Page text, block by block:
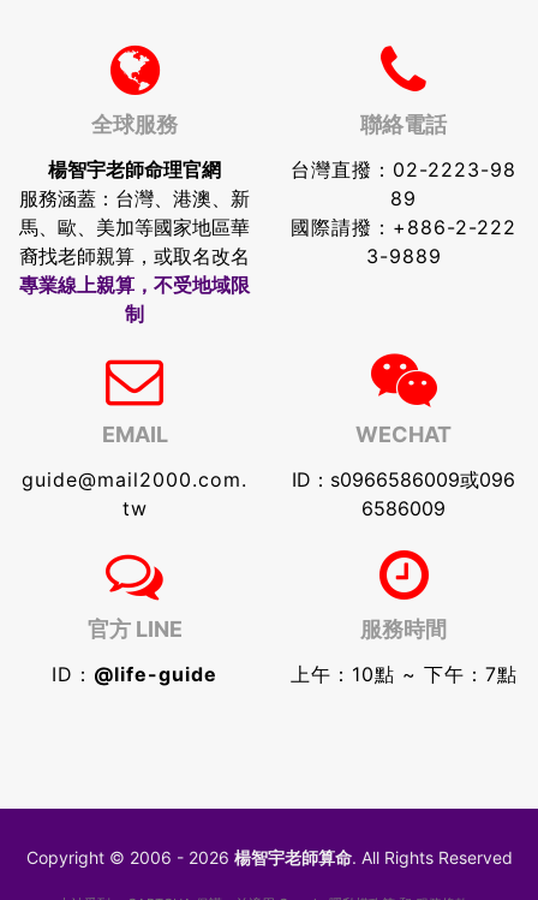
全球服務
楊智宇老師命理官網
服務涵蓋：台灣、港澳、新
馬、歐、美加等國家地區華
裔找老師親算，或取名改名
專業線上親算，不受地域限
制
聯絡電話
台灣直撥： 02-2223-98
89
國際請撥： +886-2-222
3-9889
EMAIL
guide@mail2000.com.
tw
WECHAT
ID：s0966586009或096
6586009
官方 LINE
ID： @life-guide
服務時間
上午：10點 ~ 下午：7點
Copyright © 2006 - 2026 楊智宇老師算命. All Rights Reserved